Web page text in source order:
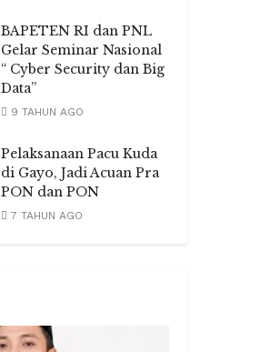
BAPETEN RI dan PNL
Gelar Seminar Nasional
“ Cyber Security dan Big
Data”
9 TAHUN AGO
Pelaksanaan Pacu Kuda
di Gayo, Jadi Acuan Pra
PON dan PON
7 TAHUN AGO